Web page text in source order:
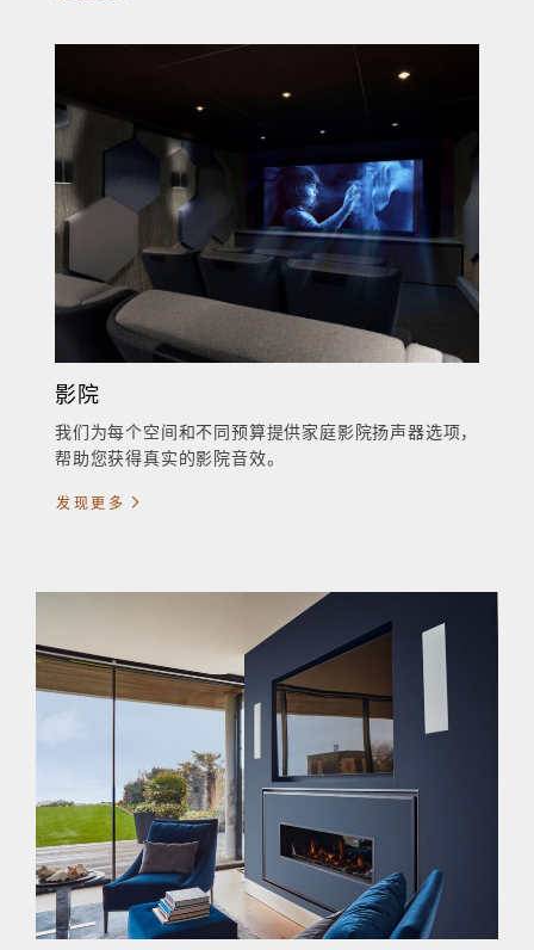
影院
我们为每个空间和不同预算提供家庭影院扬声器选项，
帮助您获得真实的影院音效。
发现更多